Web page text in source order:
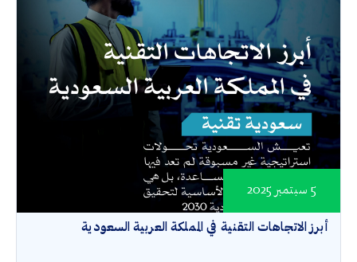
أبرز الاتجاهات التقنية في المملكة العربية السعودية
5 سبتمبر 2025